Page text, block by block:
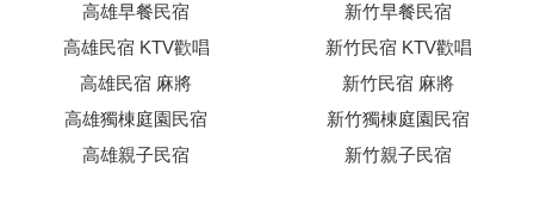
高雄早餐民宿
高雄民宿 KTV歡唱
高雄民宿 麻將
高雄獨棟庭園民宿
高雄親子民宿
新竹早餐民宿
新竹民宿 KTV歡唱
新竹民宿 麻將
新竹獨棟庭園民宿
新竹親子民宿